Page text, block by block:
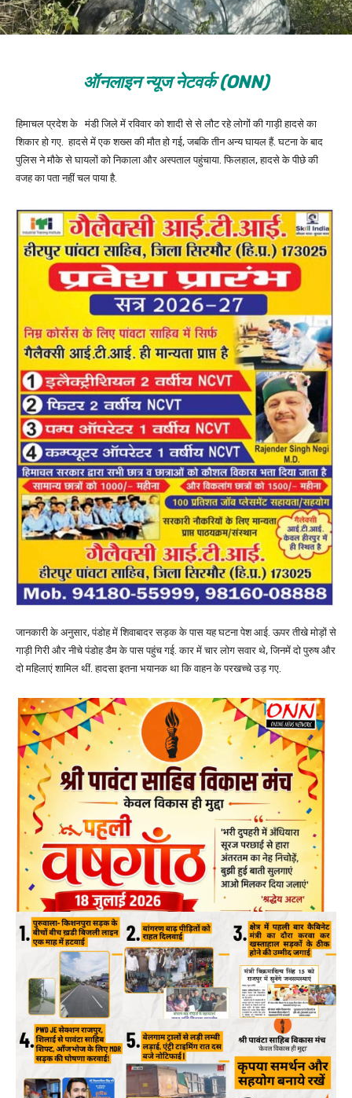
ऑनलाइन न्यूज नेटवर्क (ONN)
हिमाचल प्रदेश के मंडी जिले में रविवार को शादी से से लौट रहे लोगों की गाड़ी हादसे का
शिकार हो गए. हादसे में एक शख्स की मौत हो गई, जबकि तीन अन्य घायल हैं. घटना के बाद
पुलिस ने मौके से घायलों को निकाला और अस्पताल पहुंचाया. फिलहाल, हादसे के पीछे की
वजह का पता नहीं चल पाया है.
जानकारी के अनुसार, पंडोह में शिवाबादर सड़क के पास यह घटना पेश आई. ऊपर तीखे मोड़ों से
गाड़ी गिरी और नीचे पंडोह डैम के पास पहुंच गई. कार में चार लोग सवार थे, जिनमें दो पुरुष और
दो महिलाएं शामिल थीं. हादसा इतना भयानक था कि वाहन के परखच्चे उड़ गए.